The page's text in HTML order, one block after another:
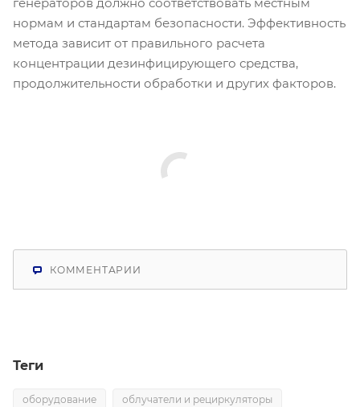
нормам и стандартам безопасности. Эффективность
метода зависит от правильного расчета
концентрации дезинфицирующего средства,
продолжительности обработки и других факторов.
КОММЕНТАРИИ
Теги
оборудование облучатели и рециркуляторы